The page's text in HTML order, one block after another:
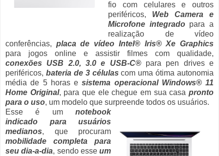
fio com celulares e outros
periféricos, Web Camera e
Microfone integradopara a
realização de vídeo
conferências, placa de vídeo Intel® Iris® Xe Graphics
para jogos online e assistir filmes com qualidade,
conexões USB 2.0, 3.0 e USB-C®para pen drives e
periféricos, bateria de 3 células com uma ótima autonomia
média de 5 horas esistema operacional Windows® 11
Home Original, para que ele chegue em sua casapronto
para o uso, um modelo que surpreende todos os usuários.
Esse é um notebook
indicado para usuários
medianos, que procuram
mobilidade completa para
seu dia-a-dia, sendo esse um